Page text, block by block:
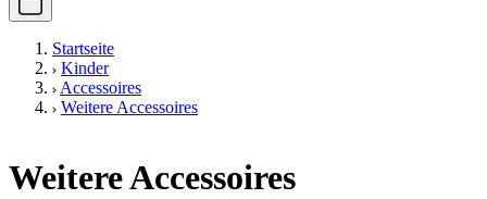
Startseite
Kinder
Accessoires
Weitere Accessoires
Weitere Accessoires